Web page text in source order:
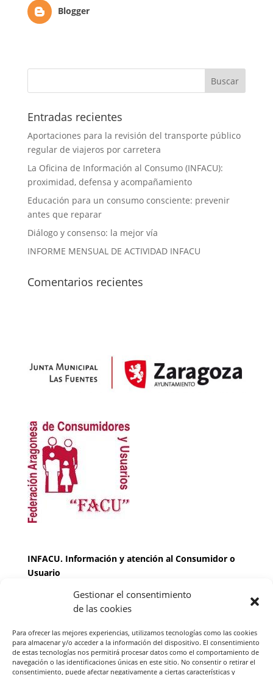
Gestionar el consentimiento
de las cookies
Para ofrecer las mejores experiencias, utilizamos tecnologías como las cookies
para almacenar y/o acceder a la información del dispositivo. El consentimiento
de estas tecnologías nos permitirá procesar datos como el comportamiento de
navegación o las identificaciones únicas en este sitio. No consentir o retirar el
consentimiento, puede afectar negativamente a ciertas características y
Blogger
Entradas recientes
Aportaciones para la revisión del transporte público
regular de viajeros por carretera
La Oficina de Información al Consumo (INFACU):
proximidad, defensa y acompañamiento
Educación para un consumo consciente: prevenir
antes que reparar
Diálogo y consenso: la mejor vía
INFORME MENSUAL DE ACTIVIDAD INFACU
Comentarios recientes
INFACU. Información y atención al Consumidor o
Usuario
MARTES Y JUEVES de17:00 a 20 horas
horas